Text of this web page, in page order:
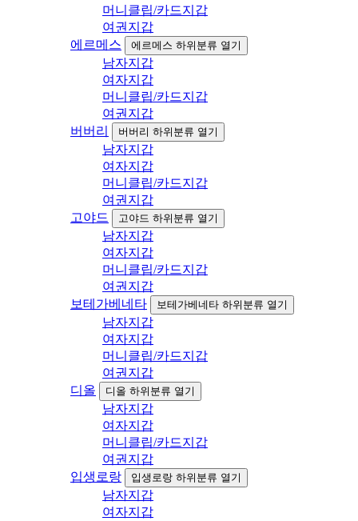
머니클립/카드지갑
여권지갑
에르메스
에르메스 하위분류 열기
남자지갑
여자지갑
머니클립/카드지갑
여권지갑
버버리
버버리 하위분류 열기
남자지갑
여자지갑
머니클립/카드지갑
여권지갑
고야드
고야드 하위분류 열기
남자지갑
여자지갑
머니클립/카드지갑
여권지갑
보테가베네타
보테가베네타 하위분류 열기
남자지갑
여자지갑
머니클립/카드지갑
여권지갑
디올
디올 하위분류 열기
남자지갑
여자지갑
머니클립/카드지갑
여권지갑
입생로랑
입생로랑 하위분류 열기
남자지갑
여자지갑